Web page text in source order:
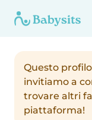
Questo
invitiamo a
trovare altri
piattaforma!